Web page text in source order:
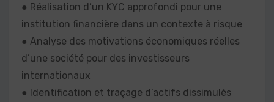
● Réalisation d’un KYC approfondi pour une
institution financière dans un contexte à risque
● Analyse des motivations économiques réelles
d’une société pour des investisseurs
internationaux
● Identification et traçage d’actifs dissimulés